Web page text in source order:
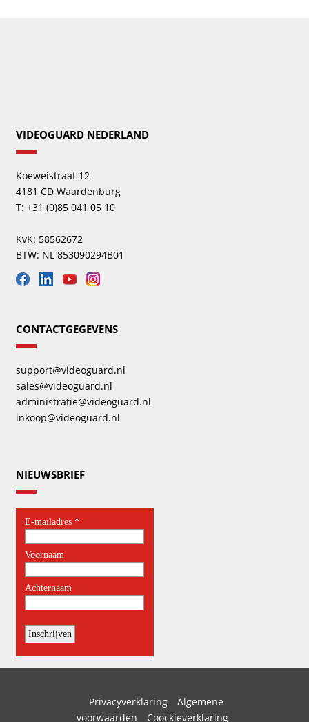
VIDEOGUARD NEDERLAND
Koeweistraat 12
4181 CD Waardenburg
T: +31 (0)85 041 05 10
KvK: 58562672
BTW: NL 853090294B01
CONTACTGEGEVENS
support@videoguard.nl
sales@videoguard.nl
administratie@videoguard.nl
inkoop@videoguard.nl
NIEUWSBRIEF
Privacyverklaring
Algemene
voorwaarden
Coockieverklaring